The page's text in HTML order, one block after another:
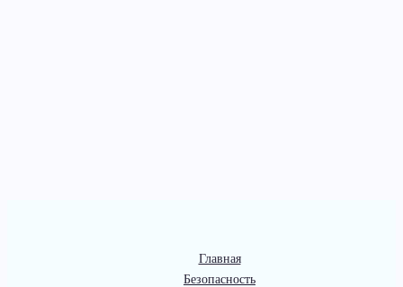
Главная
Безопасность